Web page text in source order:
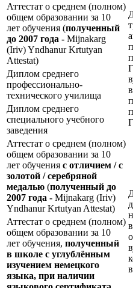
Аттестат о среднем (полном)
общем образовании за 10
лет обучения (полученный
до 2007 года - Mijnakarg
(Iriv) Yndhanur Krtutyan
Attestat)
Диплом среднего
профессионально-
технического училища
Диплом среднего
специального учебного
заведения
Аттестат о среднем (полном)
общем образовании за 10
лет обучения с отличием / с
золотой / серебряной
медалью (полученный до
2007 года - Mijnakarg (Iriv)
Yndhanur Krtutyan Attestat)
Аттестат о среднем (полном)
общем образовании за 10
лет обучения, полученный
в школе с углублённым
изучением немецкого
языка, при наличии